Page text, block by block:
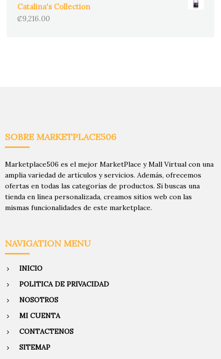
Catalina's Collection
₡9,216.00
SOBRE MARKETPLACE506
Marketplace506 es el mejor MarketPlace y Mall Virtual con una
amplia variedad de artículos y servicios. Además, ofrecemos
ofertas en todas las categorías de productos. Si buscas una
tienda en línea personalizada, creamos sitios web con las
mismas funcionalidades de este marketplace.
NAVIGATION MENU
INICIO
POLITICA DE PRIVACIDAD
NOSOTROS
MI CUENTA
CONTACTENOS
SITEMAP